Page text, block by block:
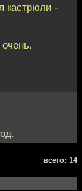
кастрюли -
всего: 14